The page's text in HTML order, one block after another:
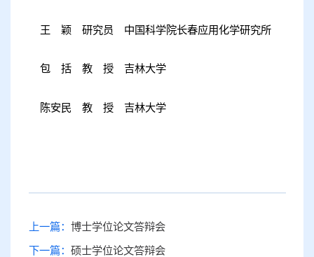
王 颖 研究员 中国科学院长春应用化学研究所
包 括 教 授 吉林大学
陈安民 教 授 吉林大学
上一篇： 博士学位论文答辩会
下一篇： 硕士学位论文答辩会